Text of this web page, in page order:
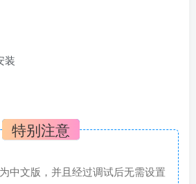
装
特别注意
中文版，并且经过调试后无需设置